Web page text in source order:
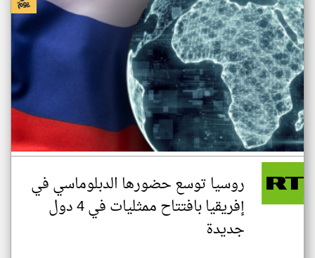
روسيا توسع حضورها الدبلوماسي في
إفريقيا بافتتاح ممثليات في 4 دول
جديدة